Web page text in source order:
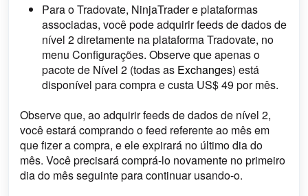
Para o Tradovate, NinjaTrader e plataformas
associadas, você pode adquirir feeds de dados de
nível 2 diretamente na plataforma Tradovate, no
menu Configurações. Observe que apenas o
pacote de Nível 2 (todas as Exchanges) está
disponível para compra e custa US$ 49 por mês.
Observe que, ao adquirir feeds de dados de nível 2,
você estará comprando o feed referente ao mês em
que fizer a compra, e ele expirará no último dia do
mês. Você precisará comprá-lo novamente no primeiro
dia do mês seguinte para continuar usando-o.